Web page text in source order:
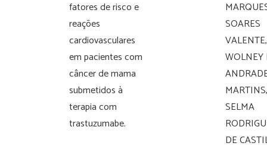
fatores de risco e
reações
cardiovasculares
em pacientes com
câncer de mama
submetidos à
terapia com
trastuzumabe.
SOARES
VALENTE,
WOLNEY
MARTINS,
SELMA
DE